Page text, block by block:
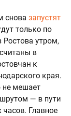
снова запустят
только по
Ростова утром,
в
к
края.
не мешает
— в пути
часов. Главное